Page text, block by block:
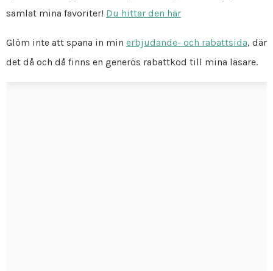
samlat mina favoriter! Du hittar den här
Glöm inte att spana in min erbjudande- och rabattsida, där
det då och då finns en generös rabattkod till mina läsare.